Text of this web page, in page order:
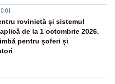
rovinietă și sistemul
de la 1 octombrie 2026.
pentru șoferi și